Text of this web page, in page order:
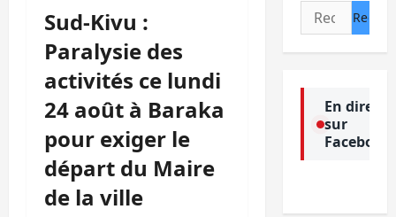
Sud-Kivu :
Paralysie des
activités ce lundi
24 août à Baraka
pour exiger le
départ du Maire
de la ville
Rechercher :
En direct
sur
Facebook